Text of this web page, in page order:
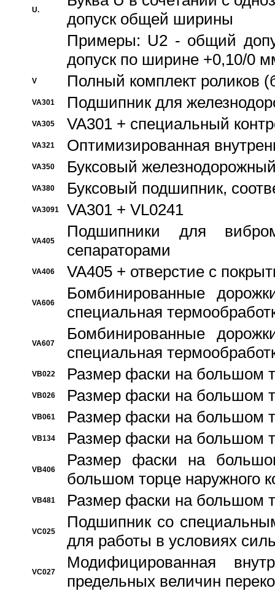
U.
допуск общей ширины
Примеры: U2 - общий
допуск по ширине +0,10/0
V Полный комплект роликов
VA301 Подшипник для
VA305 VA301 + специальный
VA321 Оптимизированная
VA350 Буксовый
VA380 Буксовый подшипник,
VA3091 VA301 + VL0241
VA405
Подшипники для
сепараторами
VA406 VA405 + отверстие с
VA606
Бомбинированные
специальная
VA607
Бомбинированные
специальная
VB022 Размер фаски на большом
VB026 Размер фаски на большом
VB061 Размер фаски на большом
VB134 Размер фаски на большом
VB406
Размер фаски на
большом торце наружного
VB481 Размер фаски на большом
VC025
Подшипник со
для работы в условиях
VC027
Модифицированная
предельных величин